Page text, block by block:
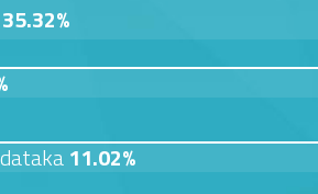
35.32%
11.02%